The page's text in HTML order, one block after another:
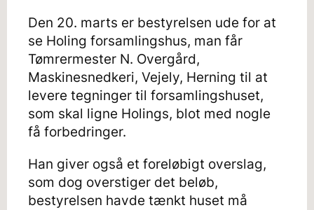
Den 20. marts er bestyrelsen ude for at
se Holing forsamlingshus, man får
Tømrermester N. Overgård,
Maskinesnedkeri, Vejely, Herning til at
levere tegninger til forsamlingshuset,
som skal ligne Holings, blot med nogle
få forbedringer.
Han giver også et foreløbigt overslag,
som dog overstiger det beløb,
bestyrelsen havde tænkt huset må